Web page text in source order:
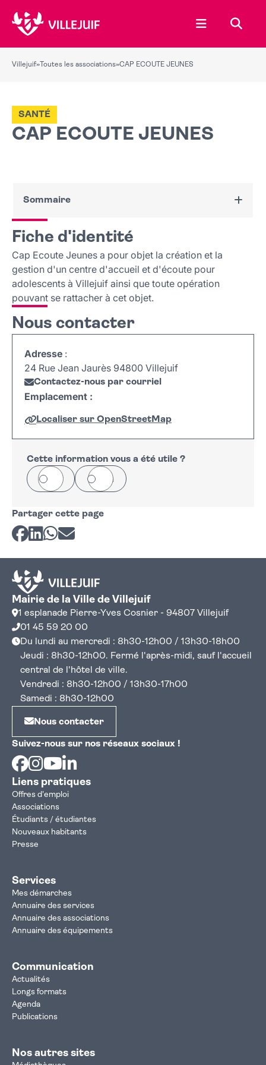
Ouvrir le
Villejuif» Toutes les associations»CAP ECOUTE JEUNES
CAP ECOUTE JEUNES
SANTÉ
Sommaire
Fiche d'identité
Nous contacter
Fiche d'identité
Cap Ecoute Jeunes a pour objet la création et la
gestion d'un centre d'accueil et d'écoute pour
adolescents à Villejuif ainsi que toute opération
pouvant se rattacher à cet objet.
Nous contacter
Adresse :
24 Rue Jean Jaurès 94800 Villejuif
Contactez-nous par courriel
Emplacement :
Localiser sur OpenStreetMap
+
−
Leaflet
Cette information vous a été utile ?
Oui Non
Partager cette page
Partager sur Facebook
Partager sur LinkedIn
Partager sur Whatsapp
Partager par courriel
Mairie de la Ville de Villejuif
1 esplanade Pierre-Yves Cosnier - 94807 Villejuif
01 45 59 20 00
Du lundi au mercredi : 8h30-12h00 / 13h30-18h00
Jeudi : 8h30-12h00. Fermé l'après-midi, sauf l'accueil
central de l'hôtel de ville.
Vendredi : 8h30-12h00 / 13h30-17h00
Samedi : 8h30-12h00
Nous contacter
Suivez-nous sur nos réseaux sociaux !
Facebook
Instagram
Youtube
Liens pratiques
Offres d'emploi
Associations
Étudiants / étudiantes
Nouveaux habitants
Presse
Services
Mes démarches
Annuaire des services
Annuaire des associations
Annuaire des équipements
Communication
Actualités
Longs formats
Agenda
Publications
Nos autres sites